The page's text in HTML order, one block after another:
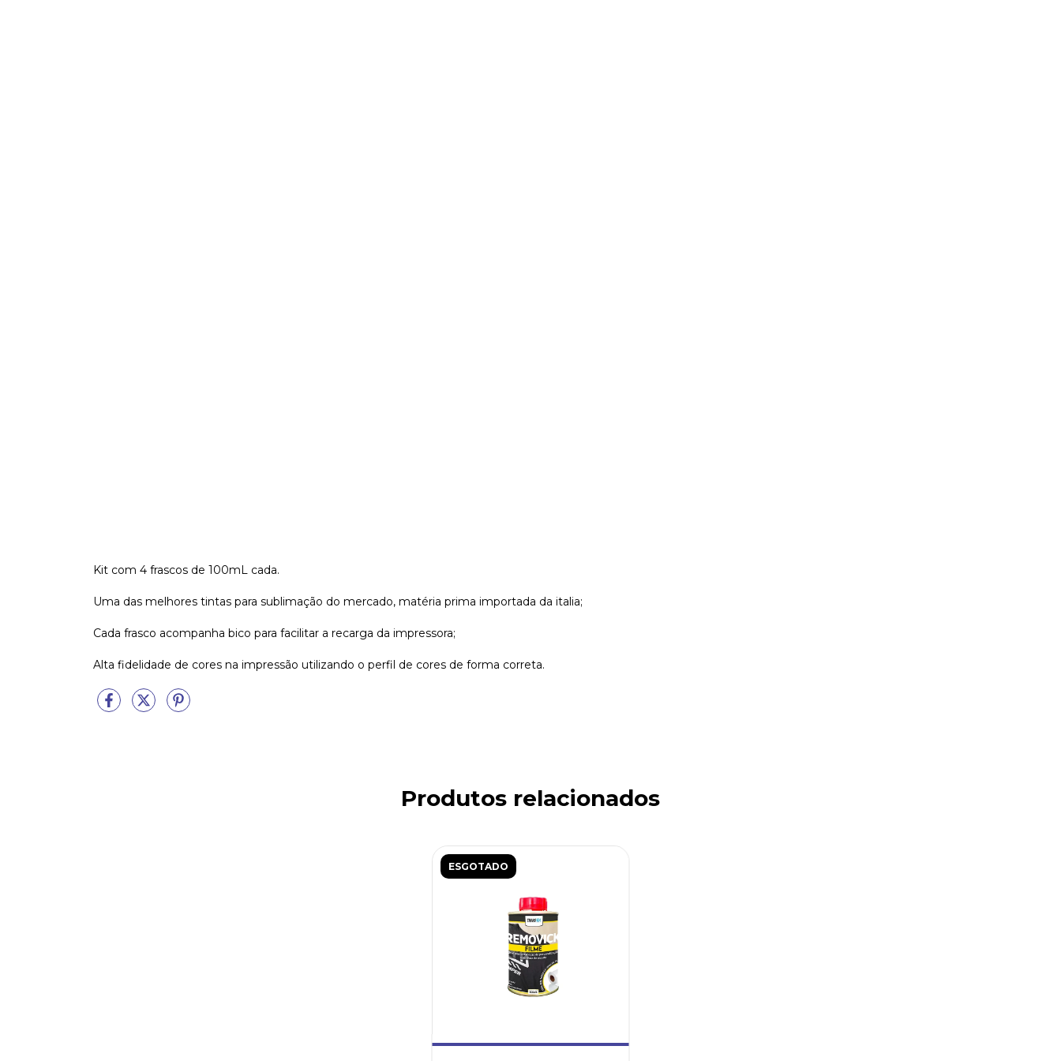
Kit com 4 frascos de 100mL cada.
Uma das melhores tintas para sublimação do mercado, matéria prima importada da italia;
Cada frasco acompanha bico para facilitar a recarga da impressora;
Alta fidelidade de cores na impressão utilizando o perfil de cores de forma correta.
Produtos relacionados
ESGOTADO